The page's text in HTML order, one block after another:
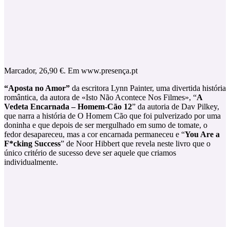
Marcador, 26,90 €. Em www.presença.pt
“Aposta no Amor” da escritora Lynn Painter, uma divertida história
romântica, da autora de «Isto Não Acontece Nos Filmes», “A
Vedeta Encarnada – Homem-Cão 12” da autoria de Dav Pilkey,
que narra a história de O Homem Cão que foi pulverizado por uma
doninha e que depois de ser mergulhado em sumo de tomate, o
fedor desapareceu, mas a cor encarnada permaneceu e “You Are a
F*cking Success” de Noor Hibbert que revela neste livro que o
único critério de sucesso deve ser aquele que criamos
individualmente.